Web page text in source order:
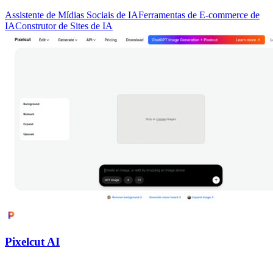
Assistente de Mídias Sociais de IAFerramentas de E-commerce de
IAConstrutor de Sites de IA
Pixelcut AI